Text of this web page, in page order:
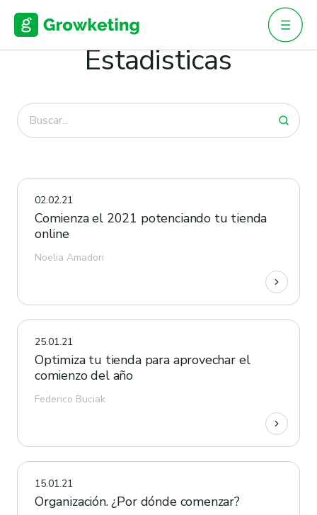
content
BLOG · ESTADISTICAS
Estadisticas
02.02.21
Comienza el 2021 potenciando tu tienda
online
Noelia Amadori
25.01.21
Optimiza tu tienda para aprovechar el
comienzo del año
Federico Buciak
15.01.21
Organización. ¿Por dónde comenzar?